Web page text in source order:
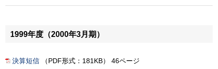
1999年度（2000年3月期）
決算短信 （PDF形式：181KB） 46ページ